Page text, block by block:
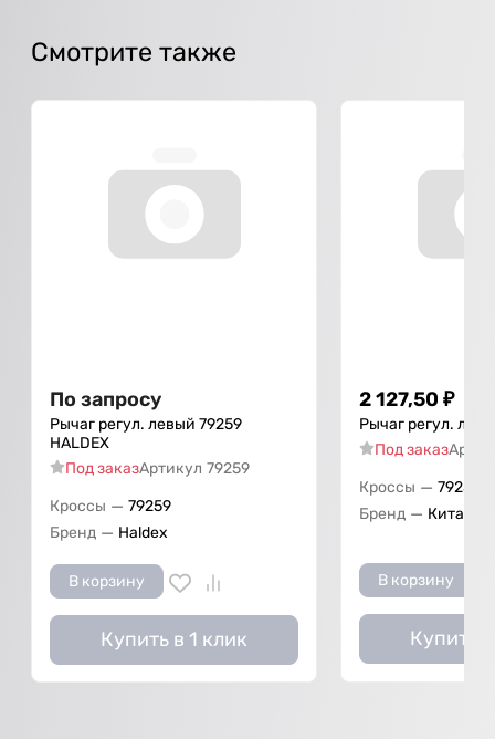
Смотрите также
По запросу
Рычаг регул. левый 79259
HALDEX
Под заказАртикул 79259
Кроссы — 79259
Бренд — Haldex
В корзину
Купить в 1 клик
2 127,50 ₽
Рычаг регул.
Под заказ
Кроссы — 79259
Бренд — Китай
В корзину
Купить